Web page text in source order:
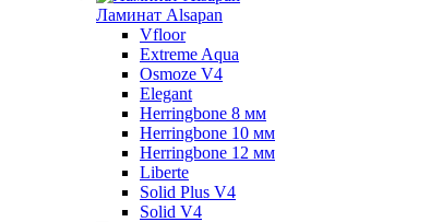
Ламинат Alsapan
Vfloor
Extreme Aqua
Osmoze V4
Elegant
Herringbone 8 мм
Herringbone 10 мм
Herringbone 12 мм
Liberte
Solid Plus V4
Solid V4